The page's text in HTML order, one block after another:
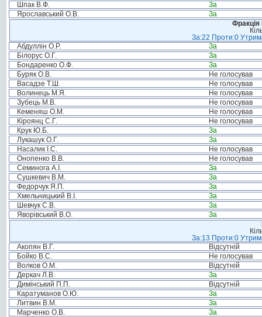
Шпак В.Ф.
За
Ярославський О.В.
За
За:22 Проти:0
Абдуллін О.Р.
За
Білорус О.Г.
За
Бондаренко О.Ф.
За
Буряк О.В.
Не голосував
Васадзе Т.Ш.
Не голосував
Волинець М.Я.
Не голосував
Зубець М.В.
Не голосував
Кеменяш О.М.
Не голосував
Кіроянц С.Г.
Не голосував
Крук Ю.Б.
За
Лукашук О.Г.
За
Насалик І.С.
Не голосував
Онопенко В.В.
Не голосував
Семинога А.І.
За
Сушкевич В.М.
За
Федорчук Я.П.
За
Хмельницький В.І.
За
Шевчук С.В.
За
Яворівський В.О.
За
За:13 Проти:0
Акопян В.Г.
Відсутній
Бойко В.С.
Не голосував
Волков О.М.
Відсутній
Деркач Л.В.
За
Димінський П.П.
Відсутній
Каратуманов О.Ю.
За
Литвин В.М.
За
Марченко О.В.
За